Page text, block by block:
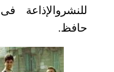
للنشروالإذاعة
حافظ.